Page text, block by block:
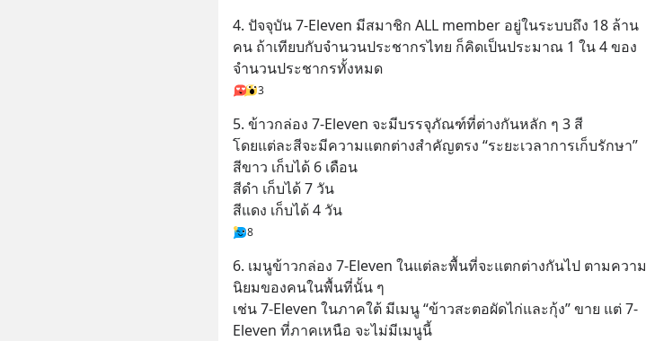
4. ปัจจุบัน 7-Eleven มีสมาชิก ALL member อยู่ในระบบถึง 18 ล้าน
คน ถ้าเทียบกับจำนวนประชากรไทย ก็คิดเป็นประมาณ 1 ใน 4 ของ
จำนวนประชากรทั้งหมด
3
5. ข้าวกล่อง 7-Eleven จะมีบรรจุภัณฑ์ที่ต่างกันหลัก ๆ 3 สี
โดยแต่ละสีจะมีความแตกต่างสำคัญตรง “ระยะเวลาการเก็บรักษา”
สีขาว เก็บได้ 6 เดือน
สีดำ เก็บได้ 7 วัน
สีแดง เก็บได้ 4 วัน
8
6. เมนูข้าวกล่อง 7-Eleven ในแต่ละพื้นที่จะแตกต่างกันไป ตามความ
นิยมของคนในพื้นที่นั้น ๆ
เช่น 7-Eleven ในภาคใต้ มีเมนู “ข้าวสะตอผัดไก่และกุ้ง” ขาย แต่ 7-
Eleven ที่ภาคเหนือ จะไม่มีเมนูนี้